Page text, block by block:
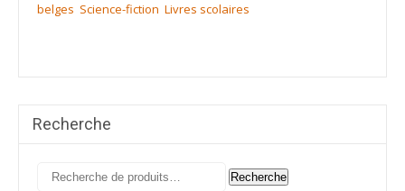
belges Science-fiction Livres scolaires
Recherche
Recherche
Recherche